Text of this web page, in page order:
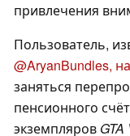
привлечения
Пользователь,
@AryanBundles,
заняться
пенсионного
экземпляров GTA